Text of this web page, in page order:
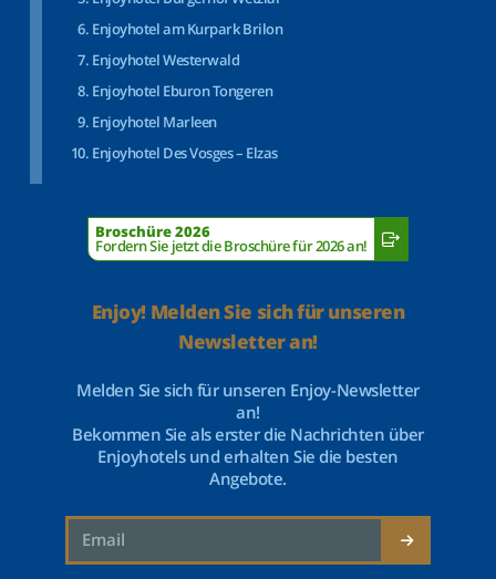
Enjoyhotel am Kurpark Brilon
Enjoyhotel Westerwald
Enjoyhotel Eburon Tongeren
Enjoyhotel Marleen
Enjoyhotel Des Vosges – Elzas
Broschüre 2026
Fordern Sie jetzt die Broschüre für 2026 an!
Enjoy! Melden Sie sich für unseren
Newsletter an!
Melden Sie sich für unseren Enjoy-Newsletter
an!
Bekommen Sie als erster die Nachrichten über
Enjoyhotels und erhalten Sie die besten
Angebote.